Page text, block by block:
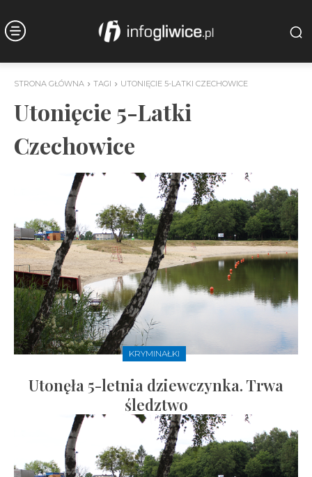
STRONA GŁÓWNA TAGI UTONIĘCIE 5-LATKI CZECHOWICE
Utonięcie 5-Latki
Czechowice
KRYMINAŁKI
Utonęła 5-letnia dziewczynka. Trwa
śledztwo